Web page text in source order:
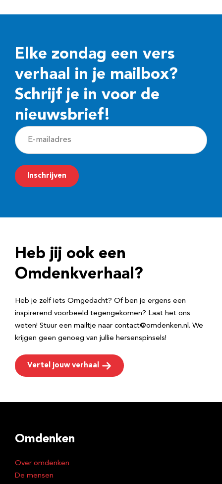
Elke zondag een vers
verhaal in je mailbox?
Schrijf je in voor de
nieuwsbrief!
E
-
m
a
r
e
Inschrijven
Heb jij ook een
Omdenkverhaal?
Heb je zelf iets Omgedacht? Of ben je ergens een
inspirerend voorbeeld tegengekomen? Laat het ons
weten! Stuur een mailtje naar contact@omdenken.nl. We
krijgen geen genoeg van jullie hersenspinsels!
Vertel jouw verhaal
Omdenken
Over omdenken
De mensen